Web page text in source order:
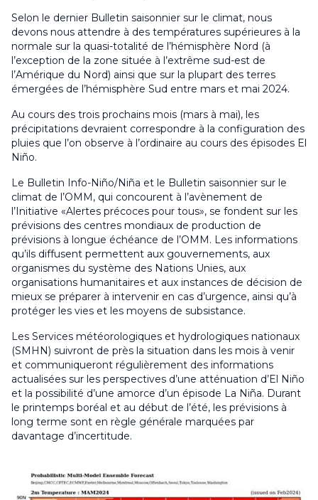
Selon le dernier Bulletin saisonnier sur le climat, nous
devons nous attendre à des températures supérieures à la
normale sur la quasi-totalité de l’hémisphère Nord (à
l’exception de la zone située à l’extrême sud-est de
l’Amérique du Nord) ainsi que sur la plupart des terres
émergées de l’hémisphère Sud entre mars et mai 2024.
Au cours des trois prochains mois (mars à mai), les
précipitations devraient correspondre à la configuration des
pluies que l’on observe à l’ordinaire au cours des épisodes El
Niño.
Le Bulletin Info-Niño/Niña et le Bulletin saisonnier sur le
climat de l’OMM, qui concourent à l’avènement de
l’Initiative «Alertes précoces pour tous», se fondent sur les
prévisions des centres mondiaux de production de
prévisions à longue échéance de l’OMM. Les informations
qu’ils diffusent permettent aux gouvernements, aux
organismes du système des Nations Unies, aux
organisations humanitaires et aux instances de décision de
mieux se préparer à intervenir en cas d’urgence, ainsi qu’à
protéger les vies et les moyens de subsistance.
Les Services météorologiques et hydrologiques nationaux
(SMHN) suivront de près la situation dans les mois à venir
et communiqueront régulièrement des informations
actualisées sur les perspectives d’une atténuation d’El Niño
et la possibilité d’une amorce d’un épisode La Niña. Durant
le printemps boréal et au début de l’été, les prévisions à
long terme sont en règle générale marquées par
davantage d’incertitude.